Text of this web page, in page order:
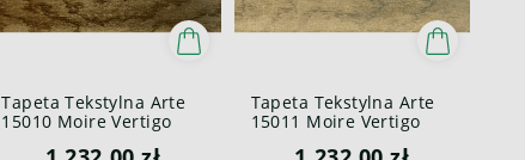
Tapeta Tekstylna Arte
15010 Moire Vertigo
Tapeta Tekstylna Arte
15011 Moire Vertigo